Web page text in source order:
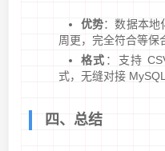
优势：数据本地
周更，完全符合等保
格式 ：支持
式，无缝对接
四、总结